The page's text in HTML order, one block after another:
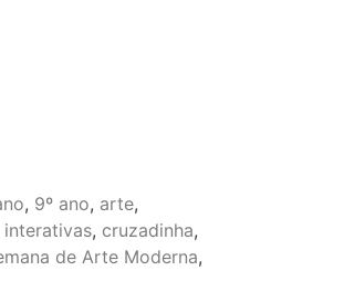
, 9º ano, arte,
, cruzadinha,
de Arte Moderna,